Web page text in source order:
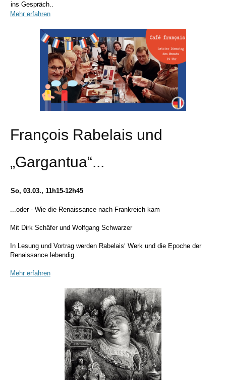
ins Gespräch..
Mehr erfahren
François Rabelais und
„Gargantua“...
So, 03.03., 11h15-12h45
...oder - Wie die Renaissance nach Frankreich kam
Mit Dirk Schäfer und Wolfgang Schwarzer
In Lesung und Vortrag werden Rabelais‘ Werk und die Epoche der
Renaissance lebendig.
Mehr erfahren